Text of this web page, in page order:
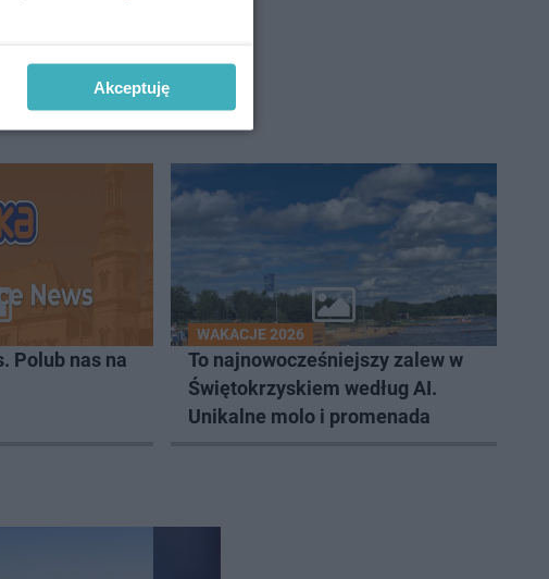
Polub nas na
WAKACJE 2026
To najnowocześniejszy zalew w
Świętokrzyskiem według AI.
Unikalne molo i promenada
Akceptuję